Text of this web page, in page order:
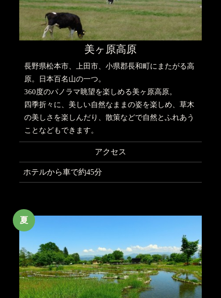
美ヶ原高原
長野県松本市、上田市、小県郡長和町にまたがる高
原。日本百名山の一つ。
360度のパノラマ眺望を楽しめる美ヶ原高原。
四季折々に、美しい自然なままの姿を楽しめ、草木
の美しさを楽しんだり、散策などで自然とふれあう
ことなどもできます。
アクセス
ホテルから車で約45分
夏